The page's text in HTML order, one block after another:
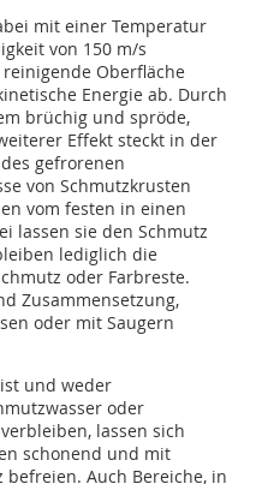
mit einer Temperatur
von 150 m/s
Oberfläche
Energie ab. Durch
brüchig und spröde,
Effekt steckt in der
gefrorenen
von Schmutzkrusten
vom festen in einen
lassen sie den Schmutz
lediglich die
oder Farbreste.
Zusammensetzung,
oder mit Saugern
und weder
oder
lassen sich
schonend und mit
Auch Bereiche, in